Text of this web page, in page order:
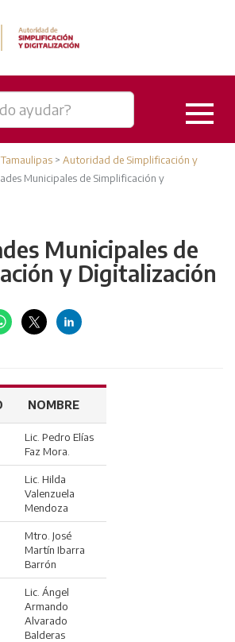
> Autoridad de Simplificación y
Municipales de Simplificación y
Municipales de
y Digitalización
NOMBRE
Lic. Pedro Elías
Faz Mora.
Lic. Hilda
Valenzuela
Mendoza
Mtro. José
Martín Ibarra
Barrón
Lic. Ángel
Armando
Alvarado
Balderas